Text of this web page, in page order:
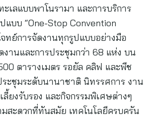
เลแบบพาโนรามา และการบริการ
แบบ “One-Stop Convention
ทย์การจัดงานทุกรูปแบบอย่างมือ
านและการประชุมกว่า 68 แห่ง บน
ตารางเมตร รอยัล คลิฟ และพีช
ะชุมระดับนานาชาติ นิทรรศการ งาน
ลี้ยงรับรอง และกิจกรรมพิเศษต่างๆ
สะดวกที่ทันสมัย เทคโนโลยีครบครัน